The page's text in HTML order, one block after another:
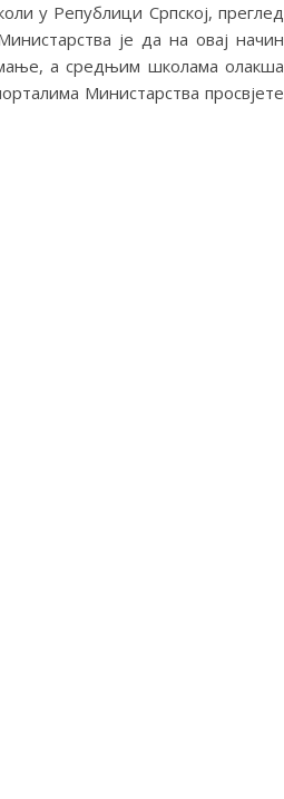
у Републици Српској, преглед
је да на овај начин
а средњим школама олакша
Министарства просвјете